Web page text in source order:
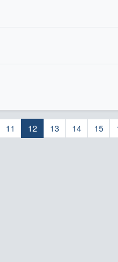
11 12 13 14 15